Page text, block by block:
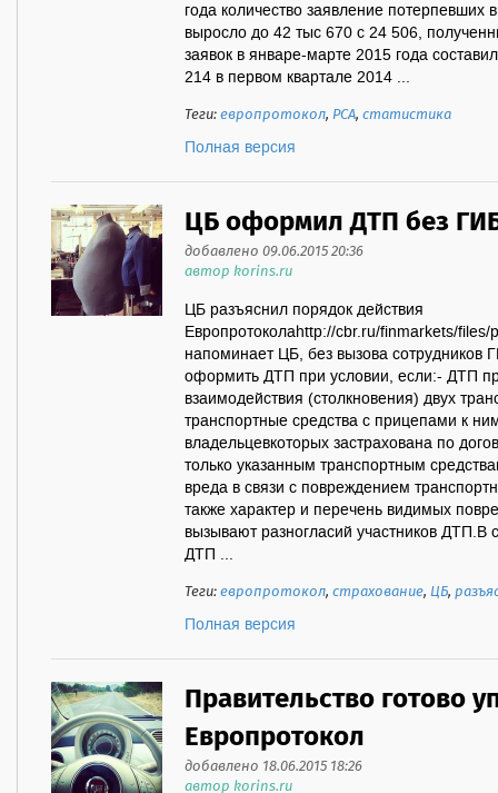
года количество заявление потерпевших
выросло до 42 тыс 670 с 24 506,
заявок в январе-марте 2015 года
214 в первом квартале 2014 ...
Теги:европротокол, РСА,статистика
Полная версия
ЦБ оформил ДТП без
добавлено 09.06.2015 20:36
автор korins.ru
ЦБ разъяснил порядок действия
Европротоколаhttp://cbr.ru/finmarkets/
напоминает ЦБ, без вызова сотрудников
оформить ДТП при условии, если:- ДТП
взаимодействия (столкновения) двух
транспортные средства с прицепами к
владельцевкоторых застрахована по
только указанным транспортным
вреда в связи с повреждением
также характер и перечень видимых
вызывают разногласий участников
ДТП ...
Теги:европротокол,страхование, ЦБ,
Полная версия
Правительство готово
Европротокол
добавлено 18.06.2015 18:26
автор korins.ru